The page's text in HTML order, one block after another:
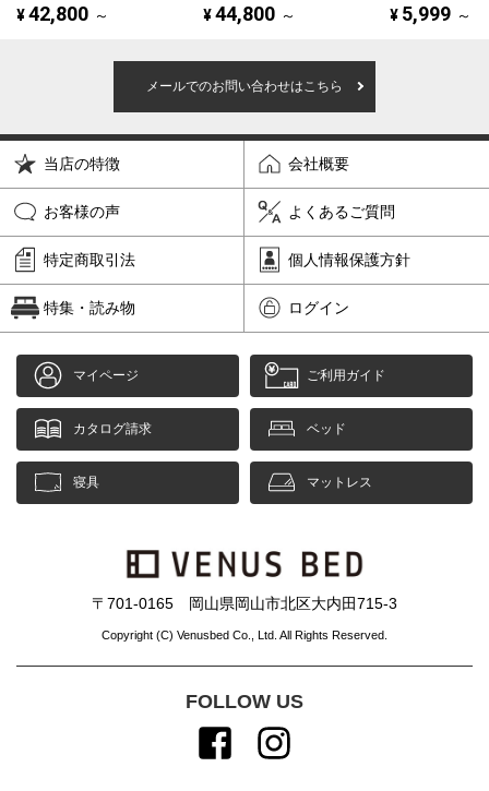
¥42,800 ～ ¥44,800 ～ ¥ 5,999 ～
メールでのお問い合わせはこちら
当店の特徴 会社概要
お客様の声 よくあるご質問
特定商取引法 個人情報保護方針
特集・読み物 ログイン
マイページ ご利用ガイド
カタログ請求 ベッド
寝具 マットレス
〒701-0165 岡山県岡山市北区大内田715-3
Copyright (C) Venusbed Co., Ltd. All Rights Reserved.
FOLLOW US